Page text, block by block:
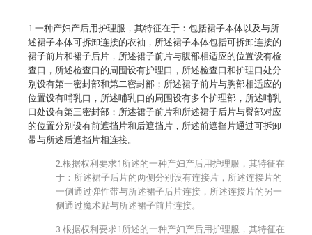
1.一种产妇产后用护理服，其特征在于：包括裙子本体以及与所
述裙子本体可拆卸连接的衣袖，所述裙子本体包括可拆卸连接的
裙子前片和裙子后片，所述裙子前片与腹部相适应的位置设有检
查口，所述检查口的周围设有护理口，所述检查口和护理口处分
别设有第一密封部和第二密封部；所述裙子前片与胸部相适应的
位置设有哺乳口，所述哺乳口的周围设有多个护理部，所述哺乳
口处设有第三密封部；所述裙子前片和所述裙子后片与臀部对应
的位置分别设有前遮挡片和后遮挡片，所述前遮挡片通过可拆卸
带与所述后遮挡片相连接。
2.根据权利要求1所述的一种产妇产后用护理服，其特征在
于：所述裙子后片的两侧分别设有连接片，所述连接片的
一侧通过弹性带与所述裙子后片连接，所述连接片的另一
侧通过魔术贴与所述裙子前片连接。
3.根据权利要求1所述的一种产妇产后用护理服，其特征在